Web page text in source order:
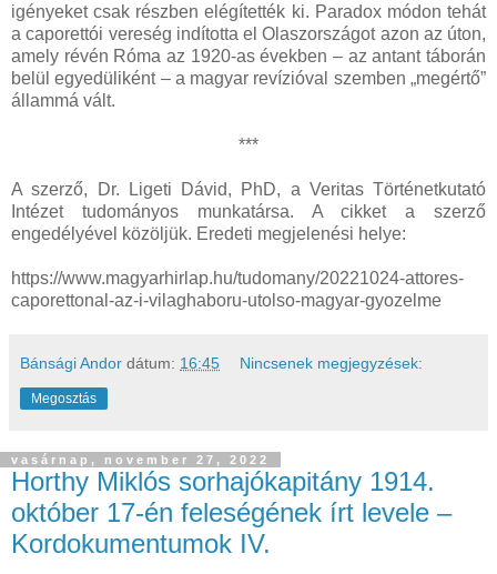
igényeket csak részben elégítették ki. Paradox módon tehát
a caporettói vereség indította el Olaszországot azon az úton,
amely révén Róma az 1920-as években ‒ az antant táborán
belül egyedüliként – a magyar revízióval szemben „megértő”
állammá vált.
***
A szerző, Dr. Ligeti Dávid, PhD, a Veritas Történetkutató
Intézet tudományos munkatársa. A cikket a szerző
engedélyével közöljük. Eredeti megjelenési helye:
https://www.magyarhirlap.hu/tudomany/20221024-attores-
caporettonal-az-i-vilaghaboru-utolso-magyar-gyozelme
Bánsági Andor dátum: 16:45 Nincsenek megjegyzések:
Megosztás
vasárnap, november 27, 2022
Horthy Miklós sorhajókapitány 1914.
október 17-én feleségének írt levele –
Kordokumentumok IV.